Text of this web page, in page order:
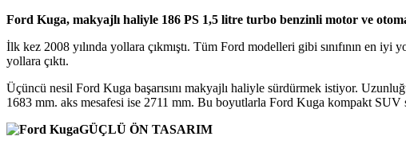
Ford Kuga, makyajlı haliyle 186 PS 1,5 litre turbo benzinli motor ve
İlk kez 2008 yılında yollara çıkmıştı. Tüm Ford modelleri gibi sınıfının en
yollara çıktı.
Üçüncü nesil Ford Kuga başarısını makyajlı haliyle sürdürmek istiyor.
1683 mm. aks mesafesi ise 2711 mm. Bu boyutlarla Ford Kuga kompakt SUV
GÜÇLÜ ÖN TASARIM